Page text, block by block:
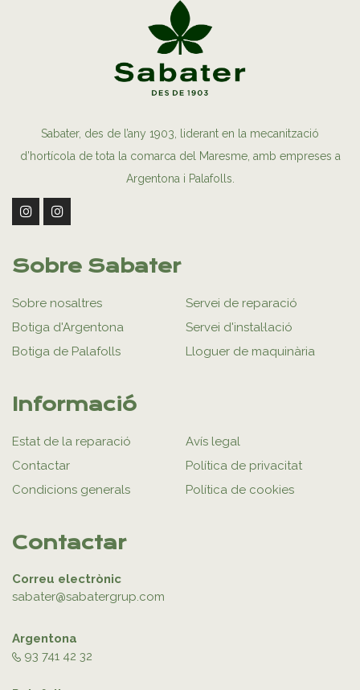
Sabater, des de l’any 1903, liderant en la mecanització
d’hortícola de tota la comarca del Maresme, amb empreses a
Argentona i Palafolls.
Sobre Sabater
Sobre nosaltres
Botiga d'Argentona
Botiga de Palafolls
Servei de reparació
Servei d'instal·lació
Lloguer de maquinària
Informació
Estat de la reparació
Contactar
Condicions generals
Avís legal
Política de privacitat
Política de cookies
Contactar
Correu electrònic
sabater@sabatergrup.com
Argentona
93 741 42 32